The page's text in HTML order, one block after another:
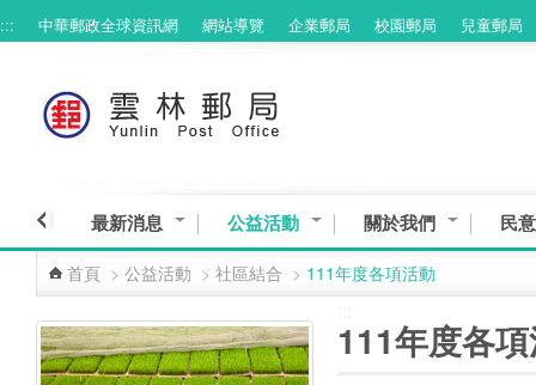
跳到主要內容區塊
::: 中華郵政全球資訊網 網站導覽 企業郵局 校園郵局 兒童郵局
最新消息 公益活動 關於我們 民
首頁 > 公益活動 > 社區結合 > 111年度各項活動
111年度各